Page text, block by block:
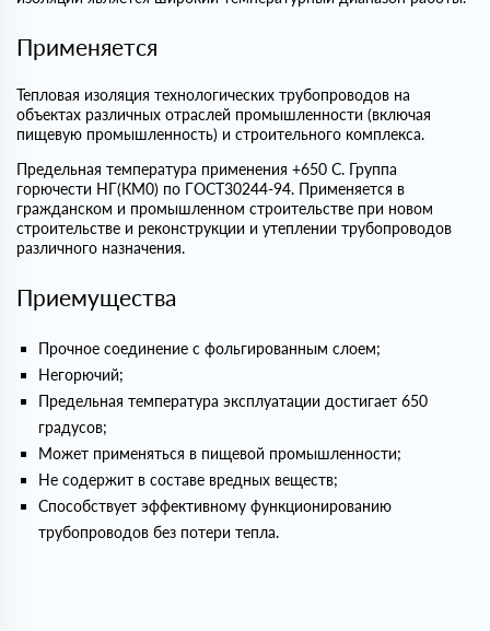
Применяется
Тепловая изоляция технологических трубопроводов на
объектах различных отраслей промышленности (включая
пищевую промышленность) и строительного комплекса.
Предельная температура применения +650 С. Группа
горючести НГ(КМ0) по ГОСТ30244-94. Применяется в
гражданском и промышленном строительстве при новом
строительстве и реконструкции и утеплении трубопроводов
различного назначения.
Приемущества
Прочное соединение с фольгированным слоем;
Негорючий;
Предельная температура эксплуатации достигает 650
градусов;
Может применяться в пищевой промышленности;
Не содержит в составе вредных веществ;
Способствует эффективному функционированию
трубопроводов без потери тепла.